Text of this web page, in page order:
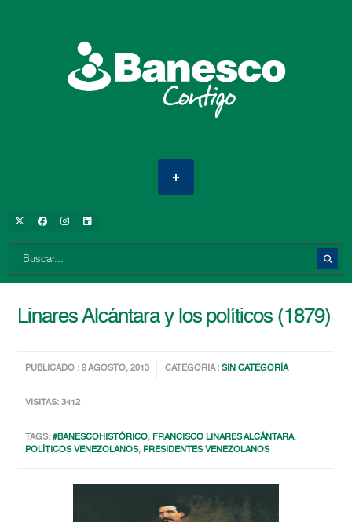
Linares Alcántara y los políticos (1879)
PUBLICADO : 9 AGOSTO, 2013 CATEGORIA :SIN CATEGORÍA
VISITAS: 3412
TAGS:#BANESCOHISTÓRICO, FRANCISCO LINARES ALCÁNTARA,
POLÍTICOS VENEZOLANOS, PRESIDENTES VENEZOLANOS